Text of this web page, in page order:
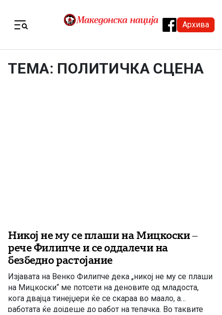
Архива
ТЕМА: ПОЛИТИЧКА СЦЕНА
Никој не му се плаши на Мицкоски –
рече Филипче и се оддалечи на
безбедно растојание
Изјавата на Венко Филипче дека „никој не му се плаши
на Мицкоски“ ме потсети на деновите од младоста,
кога двајца тинејџери ќе се скараа во маало, а
работата ќе дојдеше до работ на тепачка. Во таквите